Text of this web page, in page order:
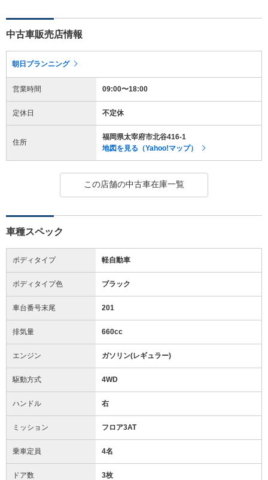
中古車販売店情報
朝日プランニング
営業時間 09:00〜18:00
定休日 不定休
住所
福岡県太宰府市北谷416-1
地図を見る（Yahoo!マップ）
この店舗の中古車在庫一覧
車種スペック
ボディタイプ 軽自動車
ボディタイプ色 ブラック
車台番号末尾 201
排気量 660cc
エンジン ガソリン(レギュラー)
駆動方式 4WD
ハンドル 右
ミッション フロア3AT
乗車定員 4名
ドア数 3枚